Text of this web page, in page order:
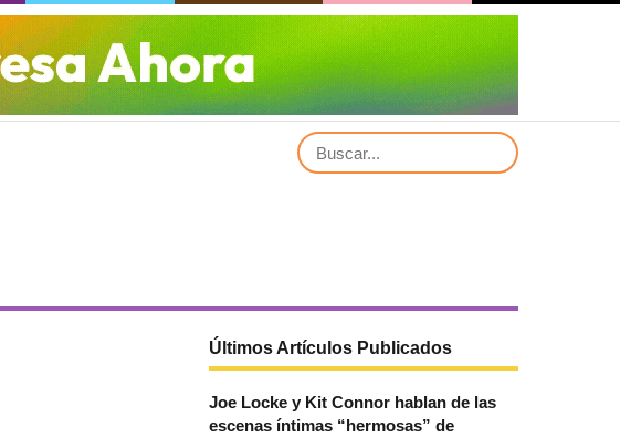
Últimos Artículos Publicados
Joe Locke y Kit Connor hablan de las
escenas íntimas “hermosas” de